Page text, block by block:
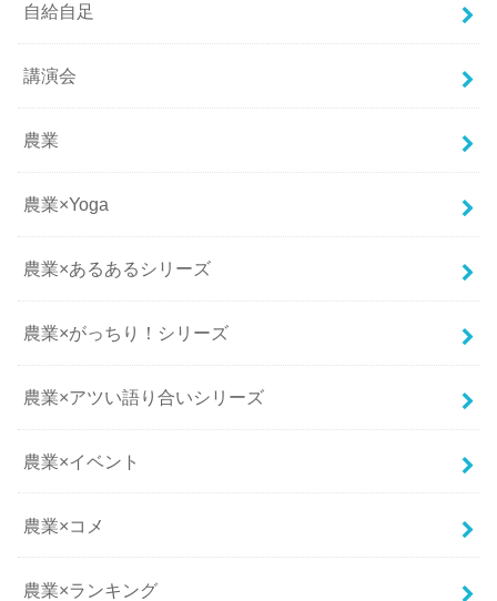
自給自足
講演会
農業
農業×Yoga
農業×あるあるシリーズ
農業×がっちり！シリーズ
農業×アツい語り合いシリーズ
農業×イベント
農業×コメ
農業×ランキング